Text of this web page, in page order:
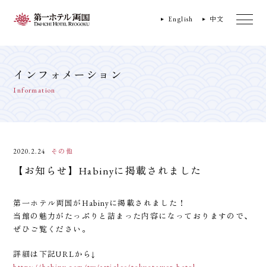
English 中文
インフォメーション
Information
2020.2.24 その他
【お知らせ】Habinyに掲載されました
第一ホテル両国がHabinyに掲載されました！
当館の魅力がたっぷりと詰まった内容になっておりますので、
ぜひご覧ください。
詳細は下記URLから↓